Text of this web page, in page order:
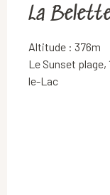
La
Altitude : 376m
Le Sunset plage,
le-Lac